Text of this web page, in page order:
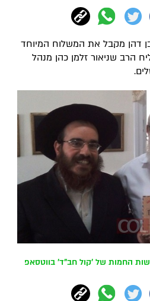
דהן מקבל את המשלוח המיוחד
הרב שניאור זלמן כהן מנהל
החמות של 'קול חב"ד' בווטסאפ